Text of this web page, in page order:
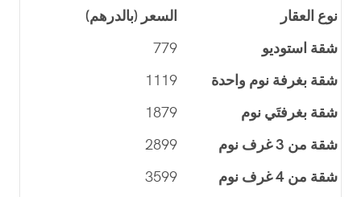
نوع العقار
السعر (بالدرهم)
شقة استوديو
779
شقة بغرفة نوم واحدة
1119
شقة بغرفتَي نوم
1879
شقة من 3 غرف نوم
2899
شقة من 4 غرف نوم
3599